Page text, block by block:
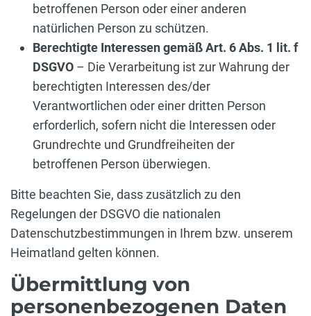
betroffenen Person oder einer anderen
natürlichen Person zu schützen.
Berechtigte Interessen gemäß Art. 6 Abs. 1 lit. f
DSGVO – Die Verarbeitung ist zur Wahrung der
berechtigten Interessen des/der
Verantwortlichen oder einer dritten Person
erforderlich, sofern nicht die Interessen oder
Grundrechte und Grundfreiheiten der
betroffenen Person überwiegen.
Bitte beachten Sie, dass zusätzlich zu den
Regelungen der DSGVO die nationalen
Datenschutzbestimmungen in Ihrem bzw. unserem
Heimatland gelten können.
Übermittlung von
personenbezogenen Daten